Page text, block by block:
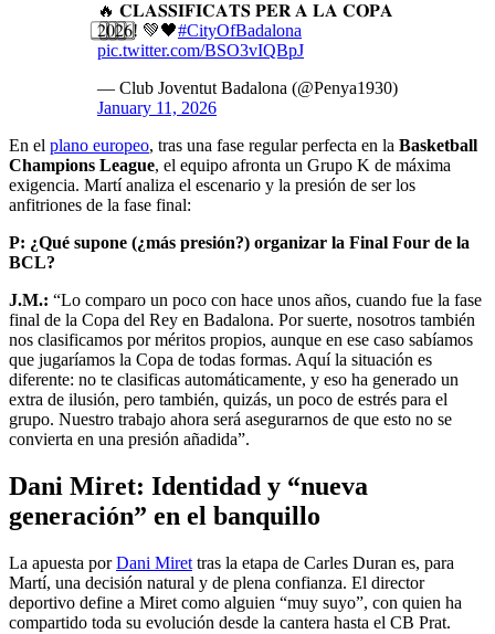
🔥 𝐂𝐋𝐀𝐒𝐒𝐈𝐅𝐈𝐂𝐀𝐓𝐒 𝐏𝐄𝐑 𝐀 𝐋𝐀 𝐂𝐎𝐏𝐀
2⃣0⃣2⃣6⃣! 💚🖤#CityOfBadalona
pic.twitter.com/BSO3vIQBpJ
— Club Joventut Badalona (@Penya1930)
January 11, 2026
En el plano europeo, tras una fase regular perfecta en la Basketball
Champions League, el equipo afronta un Grupo K de máxima
exigencia. Martí analiza el escenario y la presión de ser los
anfitriones de la fase final:
P: ¿Qué supone (¿más presión?) organizar la Final Four de la
BCL?
J.M.: “Lo comparo un poco con hace unos años, cuando fue la fase
final de la Copa del Rey en Badalona. Por suerte, nosotros también
nos clasificamos por méritos propios, aunque en ese caso sabíamos
que jugaríamos la Copa de todas formas. Aquí la situación es
diferente: no te clasificas automáticamente, y eso ha generado un
extra de ilusión, pero también, quizás, un poco de estrés para el
grupo. Nuestro trabajo ahora será asegurarnos de que esto no se
convierta en una presión añadida”.
Dani Miret: Identidad y “nueva
generación” en el banquillo
La apuesta porDani Miret tras la etapa de Carles Duran es, para
Martí, una decisión natural y de plena confianza. El director
deportivo define a Miret como alguien “muy suyo”, con quien ha
compartido toda su evolución desde la cantera hasta el CB Prat.